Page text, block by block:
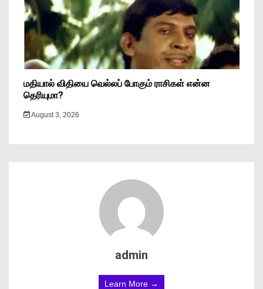
மதியால் விதியை வெல்லப் போகும் ராசிகள் என்ன
தெரியுமா?
August 3, 2026
admin
Learn More →